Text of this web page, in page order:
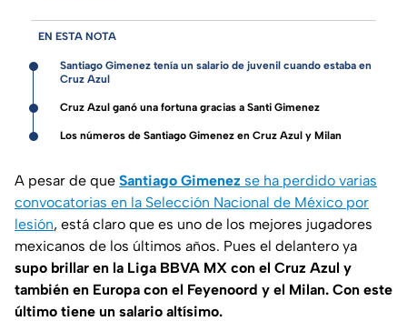
EN ESTA NOTA
Santiago Gimenez tenía un salario de juvenil cuando estaba en
Cruz Azul
Cruz Azul ganó una fortuna gracias a Santi Gimenez
Los números de Santiago Gimenez en Cruz Azul y Milan
A pesar de que Santiago Gimenez se ha perdido varias
convocatorias en la Selección Nacional de México por
lesión, está claro que es uno de los mejores jugadores
mexicanos de los últimos años. Pues el delantero ya
supo brillar en la Liga BBVA MX con el Cruz Azul y
también en Europa con el Feyenoord y el Milan. Con este
último tiene un salario altísimo.